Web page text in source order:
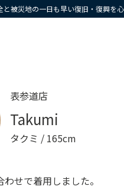
被災地の一日も早い復旧・復興を心
表参道店
Takumi
タクミ / 165cm
せで着用しました。